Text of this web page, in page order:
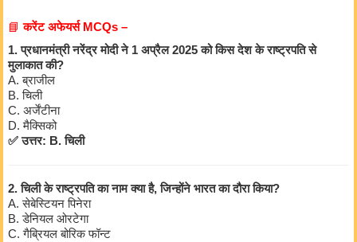
📘करेंट अफेयर्स MCQs –
1. प्रधानमंत्री नरेंद्र मोदी ने 1 अप्रैल 2025 को किस देश के राष्ट्रपति से
मुलाकात की?
A. ब्राजील
B. चिली
C. अर्जेंटीना
D. मैक्सिको
✅ उत्तर: B. चिली
2. चिली के राष्ट्रपति का नाम क्या है, जिन्होंने भारत का दौरा किया?
A. सेबेस्टियन पिनेरा
B. डेनियल ओरटेगा
C. गैब्रियल बोरिक फॉन्ट